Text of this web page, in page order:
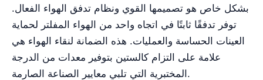
بشكل خاص هو تصميمها القوي ونظام تدفق الهواء الفعال.
توفر تدفقًا ثابتًا في اتجاه واحد من الهواء المفلتر لحماية
العينات الحساسة والعمليات. هذه الضمانة لنقاء الهواء هي
علامة على التزام كالستين بتوفير معدات من الدرجة
المختبرية التي تلبي معايير الصناعة الصارمة.